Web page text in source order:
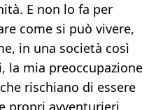
E non lo fa per
come si può vivere,
in una società così
la mia preoccupazione
rischiano di essere
propri avventurieri